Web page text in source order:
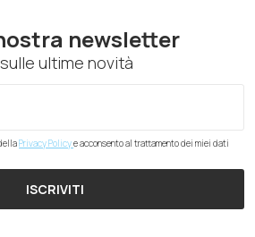
newsletter
ultime novità
Privacy Policye acconsento al trattamento dei miei dati
ISCRIVITI